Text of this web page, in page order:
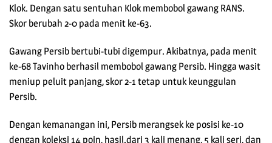
Klok. Dengan satu sentuhan Klok membobol gawang RANS.
Skor berubah 2-0 pada menit ke-63.
Gawang Persib bertubi-tubi digempur. Akibatnya, pada menit
ke-68 Tavinho berhasil membobol gawang Persib. Hingga wasit
meniup peluit panjang, skor 2-1 tetap untuk keunggulan
Persib.
Dengan kemanangan ini, Persib merangsek ke posisi ke-10
dengan koleksi 14 poin, hasil.dari 3 kali menang, 5 kali seri, dan